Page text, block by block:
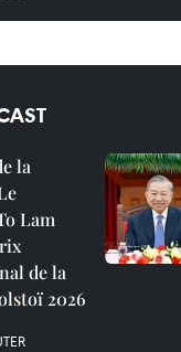
la
Lam
de la
2026